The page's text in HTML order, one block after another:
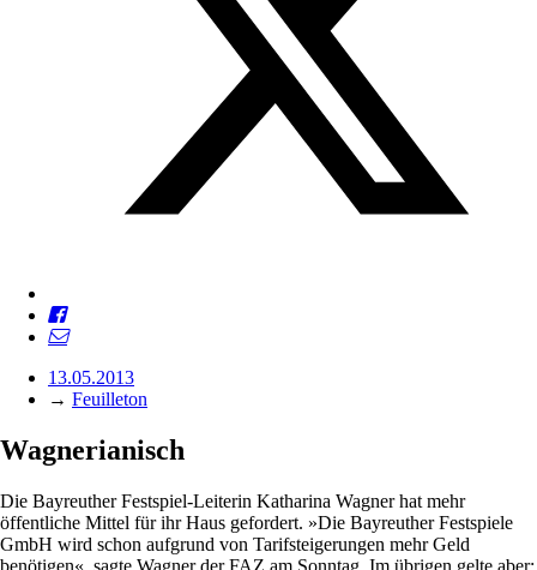
13.05.2013
→ Feuilleton
Wagnerianisch
Die Bayreuther Festspiel-Leiterin Katharina Wagner hat mehr
öffentliche Mittel für ihr Haus gefordert. »Die Bayreuther Festspiele
GmbH wird schon aufgrund von Tarifsteigerungen mehr Geld
benötigen«, sagte Wagner der FAZ am Sonntag. Im übrigen gelte aber: